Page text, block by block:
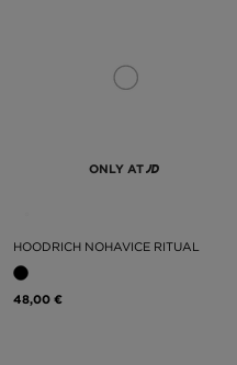
ONLY AT
HOODRICH NOHAVICE RITUAL
48,00 €